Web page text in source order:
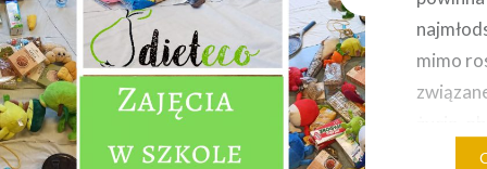
mimo
dzieci i